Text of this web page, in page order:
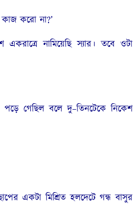
করো না?’
নামিয়েছি স্যার। তবে ওটা
পড়ে গেছিল বলে দু–তিনটেকে নিকেশ
একটা মিশ্রিত হলদেটে গন্ধ বাসুর